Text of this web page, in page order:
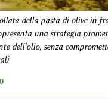
della pasta di olive in
una strategia
dell'olio, senza